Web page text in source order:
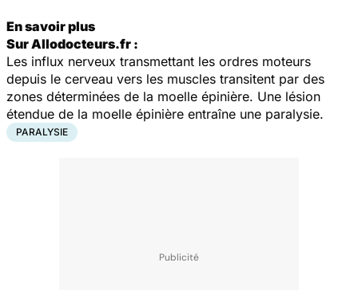
En savoir plus
Sur Allodocteurs.fr :
Les influx nerveux transmettant les ordres moteurs
depuis le cerveau vers les muscles transitent par des
zones déterminées de la moelle épinière. Une lésion
étendue de la moelle épinière entraîne une paralysie.
PARALYSIE